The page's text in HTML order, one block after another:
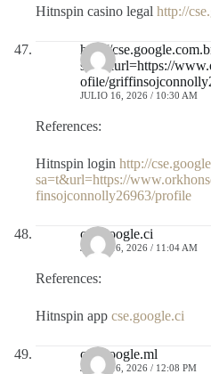
Hitnspin casino legal http://
http://
sa=t&url=https://
ofile/
JULIO 16, 2026 / 10:30 AM
References:
Hitnspin login http://
sa=t&url=https://
finsojconnolly26963/profile
cse.google.ci
JULIO 16, 2026 / 11:04 AM
References:
Hitnspin app cse.google.ci
cse.google.ml
JULIO 16, 2026 / 12:08 PM